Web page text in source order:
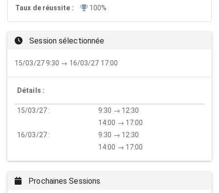
Taux de réussite : 100%
Session sélectionnée
15/03/27 9:30 → 16/03/27 17:00
Détails :
15/03/27 :
9:30 → 12:30
14:00 → 17:00
16/03/27 :
9:30 → 12:30
14:00 → 17:00
Prochaines Sessions